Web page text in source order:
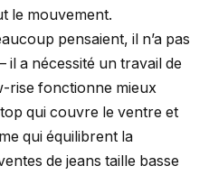
le mouvement.
pensaient, il n’a pas
a nécessité un travail de
rise fonctionne mieux
qui couvre le ventre et
qui équilibrent la
de jeans taille basse